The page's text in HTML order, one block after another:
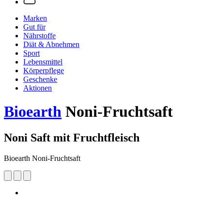
Marken
Gut für
Nährstoffe
Diät & Abnehmen
Sport
Lebensmittel
Körperpflege
Geschenke
Aktionen
Bioearth Noni-Fruchtsaft
Noni Saft mit Fruchtfleisch
Bioearth Noni-Fruchtsaft